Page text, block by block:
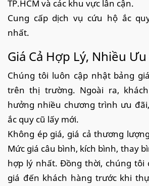
TP.HCM và các khu vực lân cận.
Cung cấp dịch vụ cứu hộ ắc
nhất.
Giá Cả Hợp Lý, Nhiều
Chúng tôi luôn cập nhật bảng
trên thị trường. Ngoài ra,
hưởng nhiều chương trình ưu
ắc quy cũ lấy mới.
Không ép giá, giá cả thương
Mức giá câu bình, kích bình, thay
hợp lý nhất. Đồng thời, chúng tôi
giá đến khách hàng trước khi